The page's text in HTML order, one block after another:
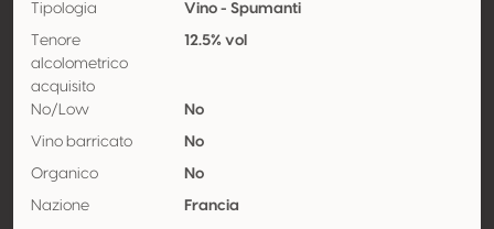
Tipologia Vino - Spumanti
Tenore
alcolometrico
acquisito
12.5% vol
No/Low No
Vino barricato No
Organico No
Nazione Francia